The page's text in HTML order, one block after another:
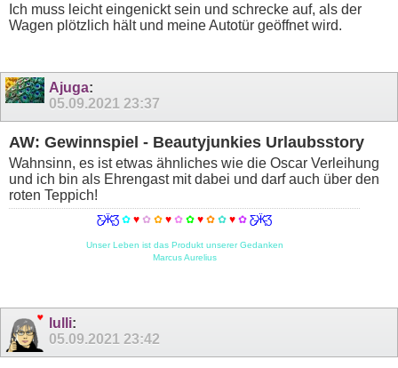
Ich muss leicht eingenickt sein und schrecke auf, als der
Wagen plötzlich hält und meine Autotür geöffnet wird.
Ajuga:
05.09.2021 23:37
AW: Gewinnspiel - Beautyjunkies Urlaubsstory
Wahnsinn, es ist etwas ähnliches wie die Oscar Verleihung
und ich bin als Ehrengast mit dabei und darf auch über den
roten Teppich!
Ƹ̵̡Ӝ̵̨̄Ʒ ✿♥✿ ✿ ♥✿✿♥✿✿♥✿Ƹ̵̡Ӝ̵̨̄Ʒ
Unser Leben ist das Produkt unserer Gedanken
Marcus Aurelius
lulli:
05.09.2021 23:42